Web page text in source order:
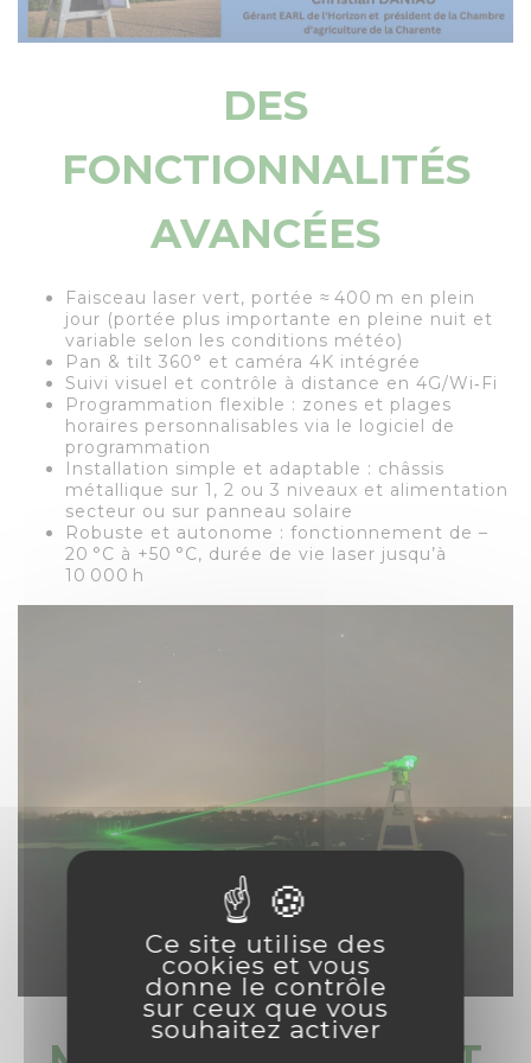
DES
FONCTIONNALITÉS
AVANCÉES
Faisceau laser vert, portée ≈ 400 m en plein
jour (portée plus importante en pleine nuit et
variable selon les conditions météo)
Pan & tilt 360° et caméra 4K intégrée
Suivi visuel et contrôle à distance en 4G/Wi‑Fi
Programmation flexible : zones et plages
horaires personnalisables via le logiciel de
programmation
Installation simple et adaptable : châssis
métallique sur 1, 2 ou 3 niveaux et alimentation
secteur ou sur panneau solaire
Robuste et autonome : fonctionnement de –
20 °C à +50 °C, durée de vie laser jusqu’à
10 000 h
Ce site utilise des
cookies et vous
donne le contrôle
sur ceux que vous
souhaitez activer